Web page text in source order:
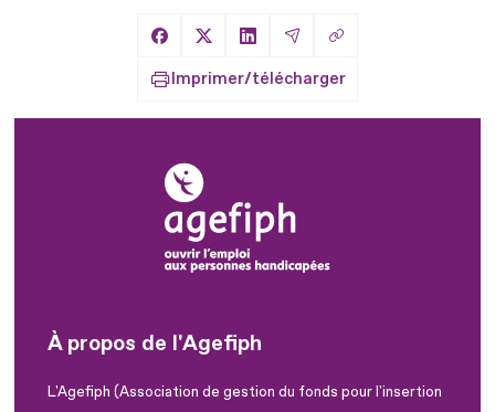
Partager sur Facebook
Partager sur X
Partager sur LinkedIn
Partager par Email
Copier le lien
Imprimer/télécharger
À propos de l'Agefiph
L'Agefiph (Association de gestion du fonds pour l'insertion